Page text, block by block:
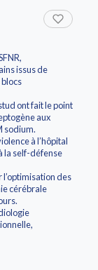
issus de
blocs
ont fait le point
aux
sodium.
à l’hôpital
la self-défense
l’optimisation des
cérébrale